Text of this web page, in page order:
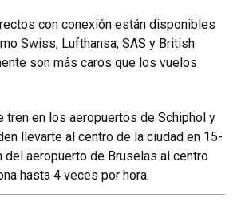
con conexión están disponibles
Swiss, Lufthansa, SAS y British
son más caros que los vuelos
tren en los aeropuertos de Schiphol y
llevarte al centro de la ciudad en 15-
del aeropuerto de Bruselas al centro
hasta 4 veces por hora.